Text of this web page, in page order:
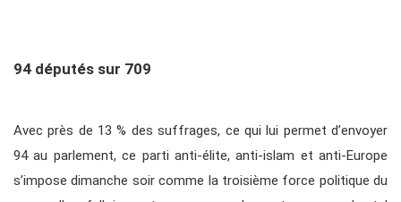
94 députés sur 709
Avec près de 13 % des suffrages, ce qui lui permet d’envoyer
94 au parlement, ce parti anti-élite, anti-islam et anti-Europe
s’impose dimanche soir comme la troisième force politique du